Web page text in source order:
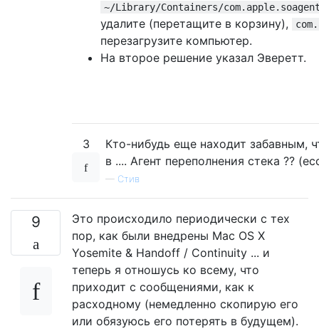
~/Library/Containers/
удалите (перетащите в корзину),
перезагрузите компьютер.
На второе решение указал Эверетт.
3
Кто-нибудь еще находит забавным,
в .... Агент переполнения стека ??
— Стив
9
Это происходило периодически с тех
пор, как были внедрены Mac OS X
Yosemite & Handoff / Continuity ... и
теперь я отношусь ко всему, что
приходит с сообщениями, как к
расходному (немедленно скопирую его
или обязуюсь его потерять в будущем).